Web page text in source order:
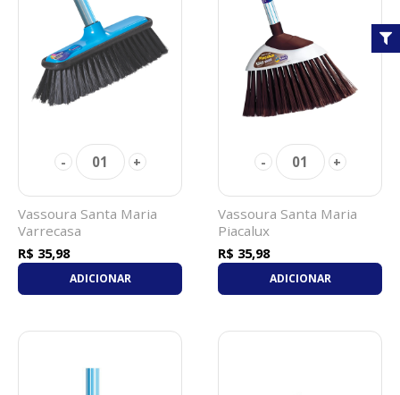
- 01 +
Vassoura Santa Maria
Varrecasa
R$ 35,98
ADICIONAR
- 01 +
Vassoura Santa Maria
Piacalux
R$ 35,98
ADICIONAR